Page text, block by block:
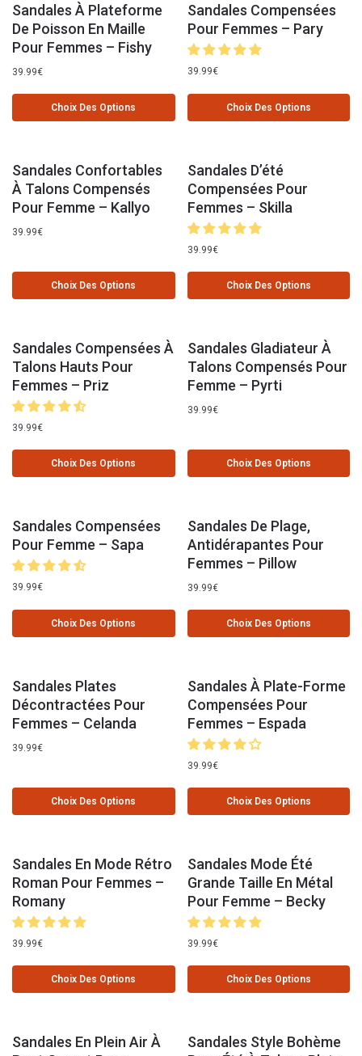
Sandales À Plateforme
De Poisson En Maille
Pour Femmes – Fishy
39.99€
Choix Des Options
Sandales Compensées
Pour Femmes – Pary
39.99€
Choix Des Options
Sandales Confortables
À Talons Compensés
Pour Femme – Kallyo
39.99€
Choix Des Options
Sandales D’été
Compensées Pour
Femmes – Skilla
39.99€
Choix Des Options
Sandales Compensées À
Talons Hauts Pour
Femmes – Priz
39.99€
Choix Des Options
Sandales Gladiateur À
Talons Compensés Pour
Femme – Pyrti
39.99€
Choix Des Options
Sandales Compensées
Pour Femme – Sapa
39.99€
Choix Des Options
Sandales De Plage,
Antidérapantes Pour
Femmes – Pillow
39.99€
Choix Des Options
Sandales Plates
Décontractées Pour
Femmes – Celanda
39.99€
Choix Des Options
Sandales À Plate-Forme
Compensées Pour
Femmes – Espada
39.99€
Choix Des Options
Sandales En Mode Rétro
Roman Pour Femmes –
Romany
39.99€
Choix Des Options
Sandales Mode Été
Grande Taille En Métal
Pour Femme – Becky
39.99€
Choix Des Options
Sandales En Plein Air À
Sandales Style Bohème